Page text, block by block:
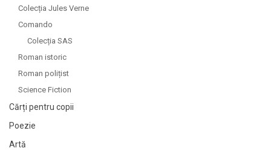
Colecția Jules Verne
Comando
Colecția SAS
Roman istoric
Roman polițist
Science Fiction
Cărți pentru copii
Poezie
Artă